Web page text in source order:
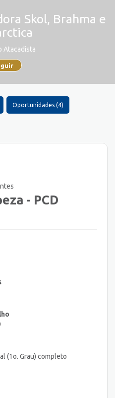
Skol, Brahma e
Atacadista
Oportunidades (4)
- PCD
(1o. Grau) completo